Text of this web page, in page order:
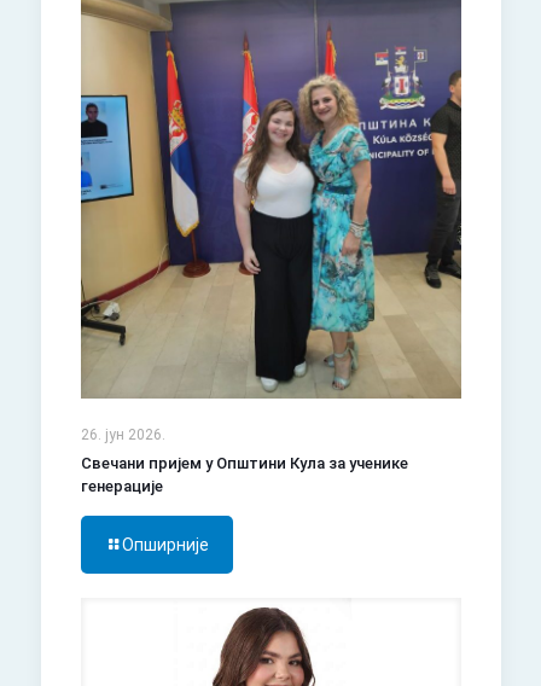
26. јун 2026.
Свечани пријем у Општини Кула за ученике
генерације
Опширније